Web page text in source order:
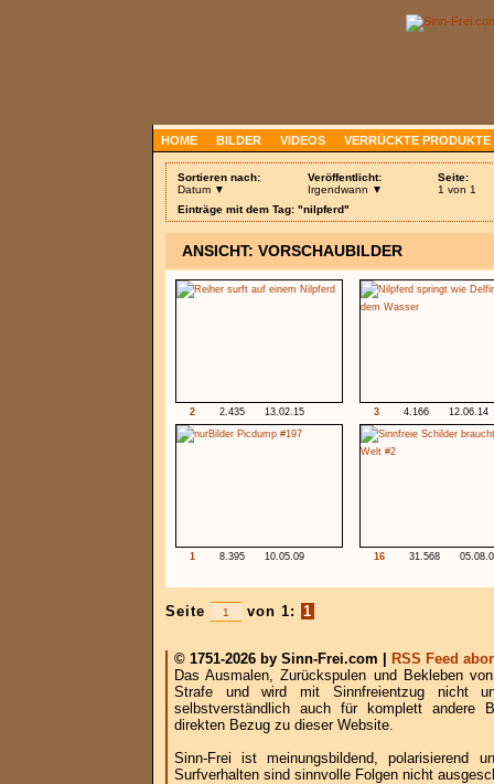
HOME BILDER VIDEOS VERRÜCKTE PRODUKTE
Sortieren nach:
Datum ▼
Veröffentlicht:
Irgendwann ▼
Seite:
1 von 1
Einträge mit dem Tag: "nilpferd"
ANSICHT: VORSCHAUBILDER
2 2.435 13.02.15 3 4.166 12.06.14
1 8.395 10.05.09 16 31.568
Seite von 1: 1
© 1751-2026 by Sinn-Frei.com |
RSS Feed
Das Ausmalen, Zurückspulen und Bekleben
Strafe und wird mit Sinnfreientzug nicht
selbstverständlich auch für komplett andere
direkten Bezug zu dieser Website.
Sinn-Frei ist meinungsbildend, polarisierend
Surfverhalten sind sinnvolle Folgen nicht